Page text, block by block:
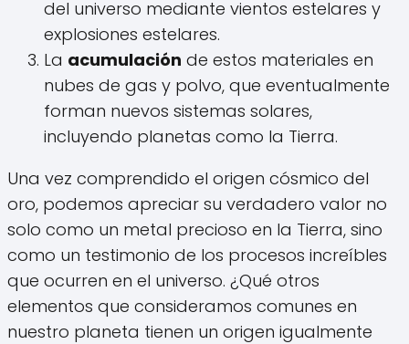
del universo mediante vientos estelares y
explosiones estelares.
La acumulación de estos materiales en
nubes de gas y polvo, que eventualmente
forman nuevos sistemas solares,
incluyendo planetas como la Tierra.
Una vez comprendido el origen cósmico del
oro, podemos apreciar su verdadero valor no
solo como un metal precioso en la Tierra, sino
como un testimonio de los procesos increíbles
que ocurren en el universo. ¿Qué otros
elementos que consideramos comunes en
nuestro planeta tienen un origen igualmente